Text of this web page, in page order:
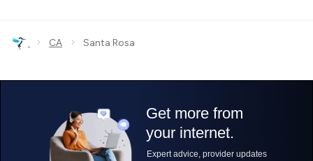
› CA › Santa Rosa